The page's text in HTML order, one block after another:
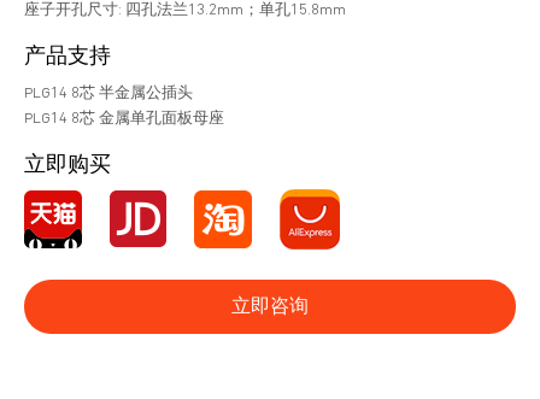
座子开孔尺寸: 四孔法兰13.2mm；单孔15.8mm
产品支持
PLG14 8芯 半金属公插头
PLG14 8芯 金属单孔面板母座
立即购买
立即咨询